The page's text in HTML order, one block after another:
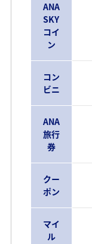
ANA
SKY
コイ
ン
コン
ビニ
ANA
旅行
券
クー
ポン
マイ
ル